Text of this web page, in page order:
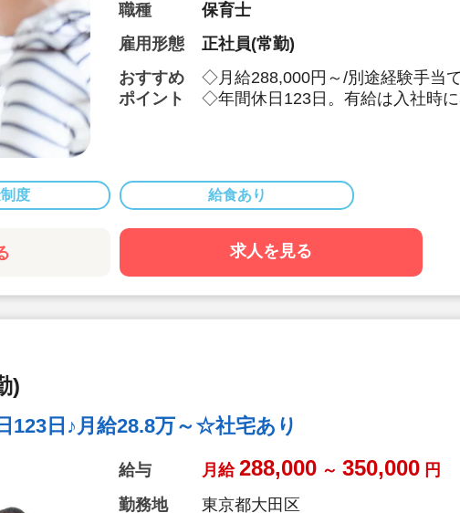
職種
保育士
雇用形態
正社員(常勤)
おすすめ
ポイント
◇月給288,000円～/別途経験手当
◇年間休日123日。有給は入社時
100％！復帰率も83％♪
◇男性保育士も数多く活躍中の法
◇主体性をはぐくむコーナー保育
こどもたち一人ひとりに寄り添う
度 給食あり
求人を見る
)
日♪月給28.8万～☆社宅あり
給与 月給 288,000 ～ 350,000 円
勤務地
東京都大田区